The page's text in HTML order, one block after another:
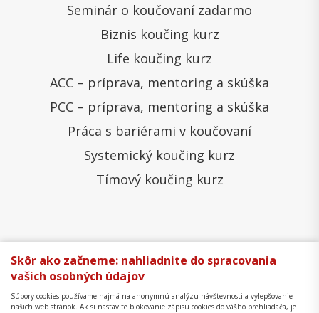
Seminár o koučovaní zadarmo
Biznis koučing kurz
Life koučing kurz
ACC – príprava, mentoring a skúška
PCC – príprava, mentoring a skúška
Práca s bariérami v koučovaní
Systemický koučing kurz
Tímový koučing kurz
Všeobecné obchodné podmienky
Správa cookies
Ochrana osobných údajov
Formulár na odstúpenie
Mapa stránky
Skôr ako začneme: nahliadnite do spracovania
vašich osobných údajov
Súbory cookies používame najmä na anonymnú analýzu návštevnosti a vylepšovanie
našich web stránok. Ak si nastavíte blokovanie zápisu cookies do vášho prehliadača, je